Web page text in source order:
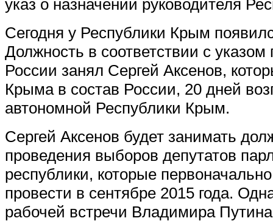
указ о назначении руководителя
Сегодня у Республики Крым
Должность в соответствии с указом
России занял Сергей Аксенов,
Крыма в состав России, 20 дней
автономной Республики Крым.
Сергей Аксенов будет занимать
проведения выборов депутатов
республики, которые
провести в сентябре 2015 года.
рабочей встречи Владимира